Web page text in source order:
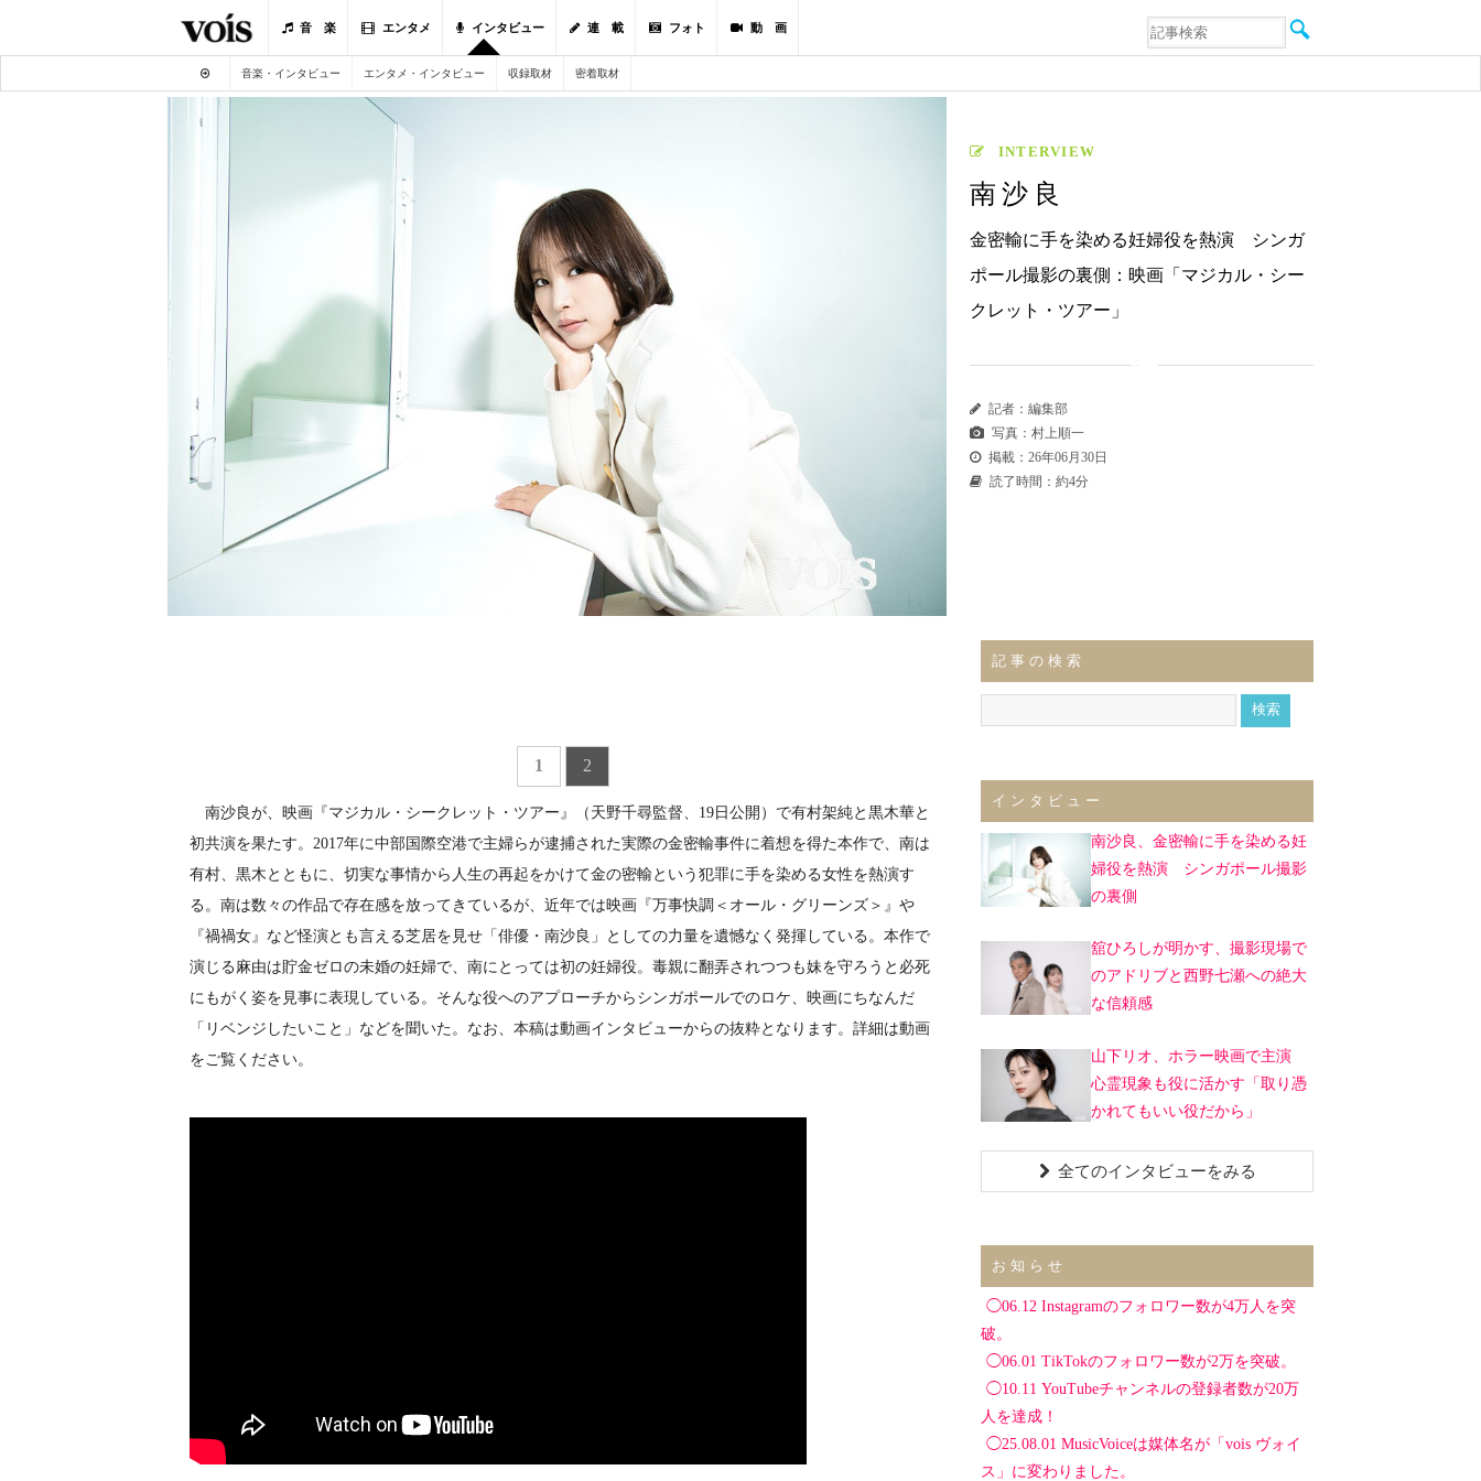
音 楽 エンタメ インタビュー 連 載 フォト 動 画
音楽
エンタメ
音楽・インタビュー エンタメ・インタビュー 収録取材 密着取材
INTERVIEW
南沙良
金密輸に手を染める妊婦役を熱演 シンガ
ポール撮影の裏側：映画「マジカル・シー
クレット・ツアー」
記者：編集部
写真：村上順一
掲載：26年06月30日
読了時間：約4分
1 2
南沙良が、映画『マジカル・シークレット・ツアー』（天野千尋監督、19日公開）で有村架純と黒木華と
初共演を果たす。2017年に中部国際空港で主婦らが逮捕された実際の金密輸事件に着想を得た本作で、南は
有村、黒木とともに、切実な事情から人生の再起をかけて金の密輸という犯罪に手を染める女性を熱演す
る。南は数々の作品で存在感を放ってきているが、近年では映画『万事快調＜オール・グリーンズ＞』や
『禍禍女』など怪演とも言える芝居を見せ「俳優・南沙良」としての力量を遺憾なく発揮している。本作で
演じる麻由は貯金ゼロの未婚の妊婦で、南にとっては初の妊婦役。毒親に翻弄されつつも妹を守ろうと必死
にもがく姿を見事に表現している。そんな役へのアプローチからシンガポールでのロケ、映画にちなんだ
「リベンジしたいこと」などを聞いた。なお、本稿は動画インタビューからの抜粋となります。詳細は動画
をご覧ください。
記事の検索
インタビュー
南沙良、金密輸に手を染める妊
婦役を熱演 シンガポール撮影
の裏側
舘ひろしが明かす、撮影現場で
のアドリブと西野七瀬への絶大
な信頼感
山下リオ、ホラー映画で主演
心霊現象も役に活かす「取り憑
かれてもいい役だから」
全てのインタビューをみる
お知らせ
◯06.12 Instagramのフォロワー数が4万人を突
破。
◯06.01 TikTokのフォロワー数が2万を突破。
◯10.11 YouTubeチャンネルの登録者数が20万
人を達成！
◯25.08.01 MusicVoiceは媒体名が「vois ヴォイ
ス」に変わりました。